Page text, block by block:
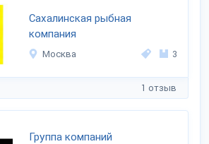
Сахалинская рыбная
компания
Москва 3
1 отзыв
Группа компаний